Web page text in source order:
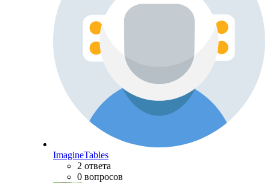
ImagineTables
2 ответа
0 вопросов